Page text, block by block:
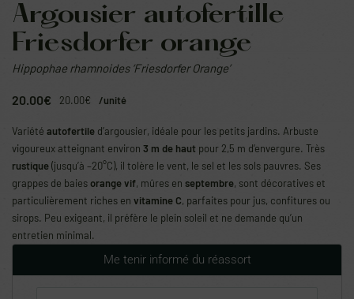
Argousier autofertille
Friesdorfer orange
Hippophae rhamnoides ‘Friesdorfer Orange’
20.00€ 20.00€ /unité
Variété autofertile d’argousier, idéale pour les petits jardins. Arbuste
vigoureux atteignant environ 3 m de haut pour 2,5 m d’envergure. Très
rustique(jusqu’à –20°C), il tolère le vent, le sel et les sols pauvres. Ses
grappes de baiesorange vif, mûres en septembre, sont décoratives et
particulièrement riches en vitamine C, parfaites pour jus, confitures ou
sirops. Peu exigeant, il préfère le plein soleil et ne demande qu’un
entretien minimal.
Me tenir informé du réassort